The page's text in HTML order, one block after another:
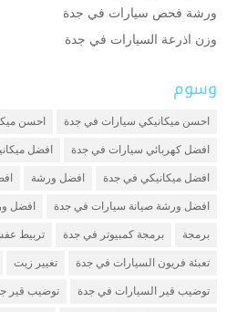
ورشة فحص سيارات في جدة
وزن اذرعة السيارات في جدة
وسوم
احسن ميكانيكي سيارات في جدة احسن
افضل كهربائي سيارات في جدة افضل
افضل ميكانيكي في جدة افضل ورشة
افضل ورشة صيانة سيارات في جدة افضل
برمجة برمجة كمبيوتر في جدة تربيط
تعبئة فريون السيارات في جدة تغيير زيت
توضيب قير السيارات في جدة توضيب قير